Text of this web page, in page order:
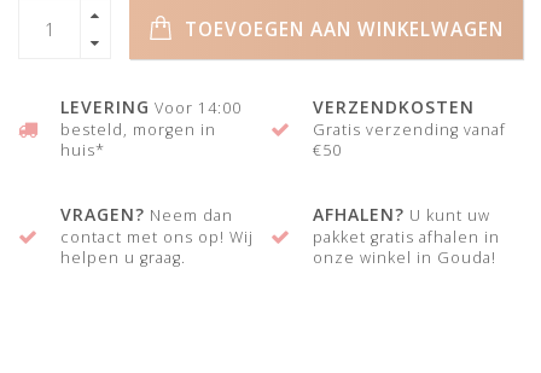
TOEVOEGEN AAN WINKELWAGEN
LEVERING Voor 14:00
besteld, morgen in
huis*
VERZENDKOSTEN
Gratis verzending vanaf
€50
VRAGEN? Neem dan
contact met ons op! Wij
helpen u graag.
AFHALEN? U kunt uw
pakket gratis afhalen in
onze winkel in Gouda!